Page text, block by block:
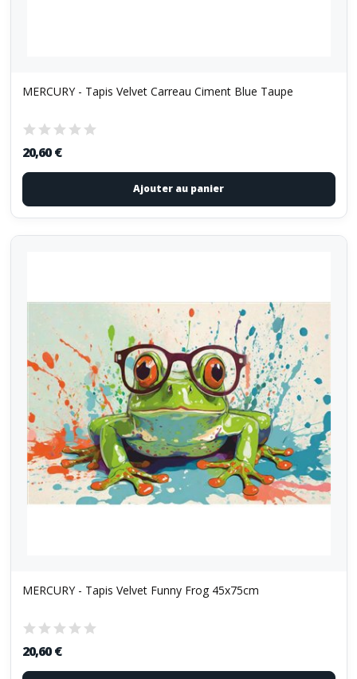
MERCURY - Tapis Velvet Carreau Ciment Blue Taupe
20,60 €
Ajouter au panier
MERCURY - Tapis Velvet Funny Frog 45x75cm
20,60 €